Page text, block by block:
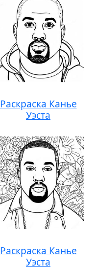
Раскраска Канье
Уэста
Раскраска Канье
Уэста